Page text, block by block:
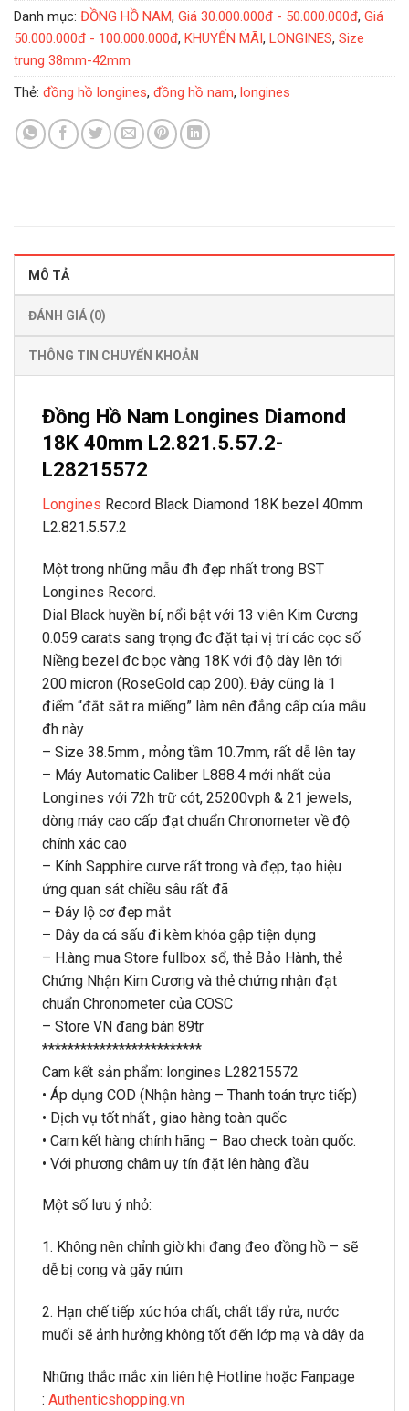
Danh mục: ĐỒNG HỒ NAM, Giá 30.000.000đ - 50.000.000đ, Giá
50.000.000đ - 100.000.000đ, KHUYẾN MÃI, LONGINES, Size
trung 38mm-42mm
Thẻ: đồng hồ longines, đồng hồ nam, longines
MÔ TẢ
ĐÁNH GIÁ (0)
THÔNG TIN CHUYỂN KHOẢN
Đồng Hồ Nam Longines Diamond
18K 40mm L2.821.5.57.2-
L28215572
Longines Record Black Diamond 18K bezel 40mm
L2.821.5.57.2
Một trong những mẫu đh đẹp nhất trong BST
Longi.nes Record.
Dial Black huyền bí, nổi bật với 13 viên Kim Cương
0.059 carats sang trọng đc đặt tại vị trí các cọc số
Niềng bezel đc bọc vàng 18K với độ dày lên tới
200 micron (RoseGold cap 200). Đây cũng là 1
điểm “đắt sắt ra miếng” làm nên đẳng cấp của mẫu
đh này
– Size 38.5mm , mỏng tầm 10.7mm, rất dễ lên tay
– Máy Automatic Caliber L888.4 mới nhất của
Longi.nes với 72h trữ cót, 25200vph & 21 jewels,
dòng máy cao cấp đạt chuẩn Chronometer về độ
chính xác cao
– Kính Sapphire curve rất trong và đẹp, tạo hiệu
ứng quan sát chiều sâu rất đã
– Đáy lộ cơ đẹp mắt
– Dây da cá sấu đi kèm khóa gập tiện dụng
– H.àng mua Store fullbox sổ, thẻ Bảo Hành, thẻ
Chứng Nhận Kim Cương và thẻ chứng nhận đạt
chuẩn Chronometer của COSC
– Store VN đang bán 89tr
*************************
Cam kết sản phẩm: longines L28215572
• Áp dụng COD (Nhận hàng – Thanh toán trực tiếp)
• Dịch vụ tốt nhất , giao hàng toàn quốc
• Cam kết hàng chính hãng – Bao check toàn quốc.
• Với phương châm uy tín đặt lên hàng đầu
Một số lưu ý nhỏ:
1. Không nên chỉnh giờ khi đang đeo đồng hồ – sẽ
dễ bị cong và gãy núm
2. Hạn chế tiếp xúc hóa chất, chất tẩy rửa, nước
muối sẽ ảnh hưởng không tốt đến lớp mạ và dây da
Những thắc mắc xin liên hệ Hotline hoặc Fanpage
: Authenticshopping.vn